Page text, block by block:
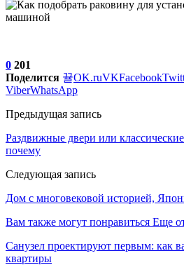
0 201
Поделится
OK.ruVKFacebook
ViberWhatsApp
Предыдущая запись
Раздвижные двери или
почему
Следующая запись
Дом с многовековой историей,
Вам также могут понравиться Еще
Санузел проектируют первым: как
квартиры